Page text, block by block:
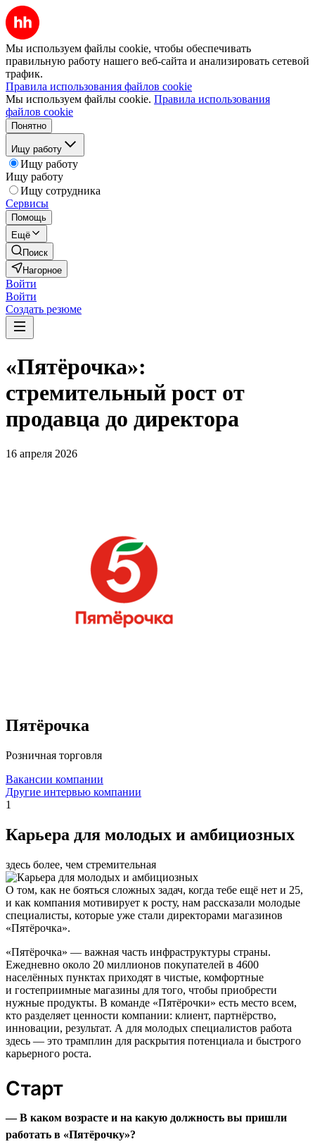
Мы используем файлы cookie, чтобы обеспечивать
правильную работу нашего веб-сайта и анализировать сетевой
трафик.
Правила использования файлов cookie
Мы используем файлы cookie. Правила использования
файлов cookie
Понятно
Ищу работу
Ищу работу
Ищу работу
Ищу сотрудника
Сервисы
Помощь
Ещё
Поиск
Нагорное
Войти
Войти
Создать резюме
«Пятёрочка»:
стремительный рост от
продавца до директора
16 апреля 2026
Пятёрочка
Розничная торговля
Вакансии компании
Другие интервью компании
1
Карьера для молодых и амбициозных
здесь более, чем стремительная
О том, как не бояться сложных задач, когда тебе ещё нет и 25,
и как компания мотивирует к росту, нам рассказали молодые
специалисты, которые уже стали директорами магазинов
«Пятёрочка».
«Пятёрочка» — важная часть инфраструктуры страны.
Ежедневно около 20 миллионов покупателей в 4600
населённых пунктах приходят в чистые, комфортные
и гостеприимные магазины для того, чтобы приобрести
нужные продукты. В команде «Пятёрочки» есть место всем,
кто разделяет ценности компании: клиент, партнёрство,
инновации, результат. А для молодых специалистов работа
здесь — это трамплин для раскрытия потенциала и быстрого
карьерного роста.
Старт
— В каком возрасте и на какую должность вы пришли
работать в «Пятёрочку»?